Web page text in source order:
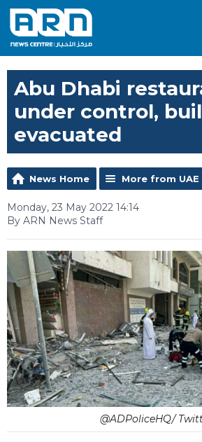
Abu Dhabi
under control,
evacuated
News Home More from UAE
Monday, 23 May 2022 14:14
By ARN News Staff
@ADPoliceHQ/